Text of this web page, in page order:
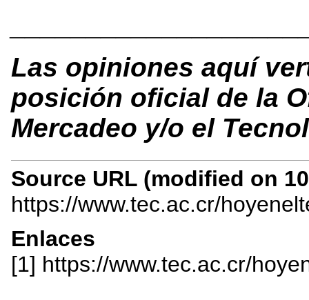
Las opiniones aquí
posición oficial de la
Mercadeo y/o el
Source URL (modified on
https://www.tec.ac.cr/
Enlaces
[1] https://www.tec.ac.cr/